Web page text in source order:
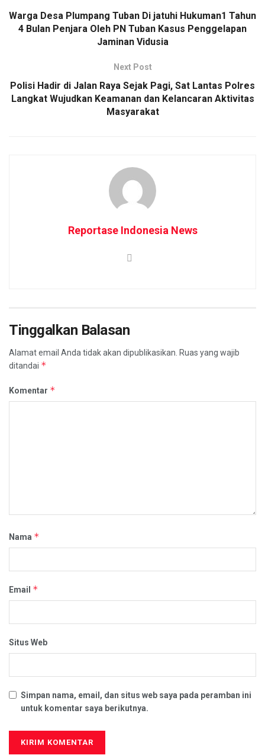
Warga Desa Plumpang Tuban Di jatuhi Hukuman1 Tahun
4 Bulan Penjara Oleh PN Tuban Kasus Penggelapan
Jaminan Vidusia
Next Post
Polisi Hadir di Jalan Raya Sejak Pagi, Sat Lantas Polres
Langkat Wujudkan Keamanan dan Kelancaran Aktivitas
Masyarakat
Reportase Indonesia News
Tinggalkan Balasan
Alamat email Anda tidak akan dipublikasikan. Ruas yang wajib
ditandai *
Komentar *
Nama *
Email *
Situs Web
Simpan nama, email, dan situs web saya pada peramban ini
untuk komentar saya berikutnya.